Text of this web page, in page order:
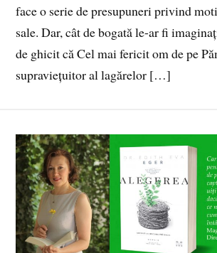
face o serie de presupuneri privind
sale. Dar, cât de bogată le-ar fi
de ghicit că Cel mai fericit om de pe
supraviețuitor al lagărelor […]